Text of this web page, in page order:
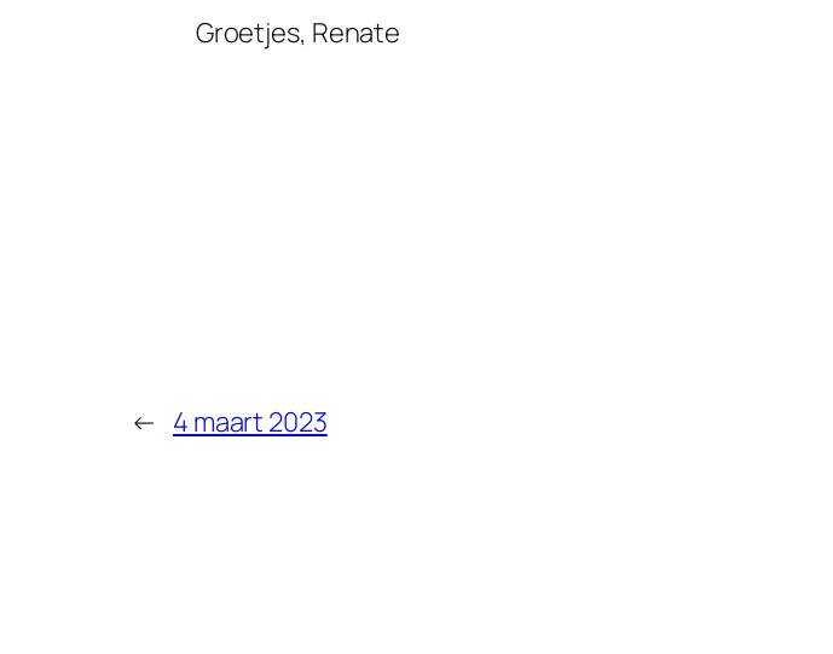
Groetjes, Renate
← 4 maart 2023